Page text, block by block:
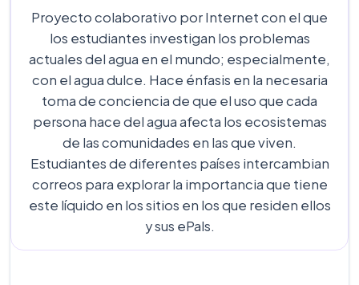
Proyecto colaborativo por Internet con el que
los estudiantes investigan los problemas
actuales del agua en el mundo; especialmente,
con el agua dulce. Hace énfasis en la necesaria
toma de conciencia de que el uso que cada
persona hace del agua afecta los ecosistemas
de las comunidades en las que viven.
Estudiantes de diferentes países intercambian
correos para explorar la importancia que tiene
este líquido en los sitios en los que residen ellos
y sus ePals.